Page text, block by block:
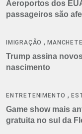
Aeroportos dos
passageiros são
IMIGRAÇÃO ,MANCHETE
Trump assina
nascimento
ENTRETENIMENTO ,
Game show mais
gratuita no sul da